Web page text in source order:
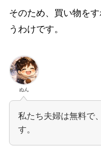
そのため、買い物を
うわけです。
ぬん
私たち夫婦は無料で
す。